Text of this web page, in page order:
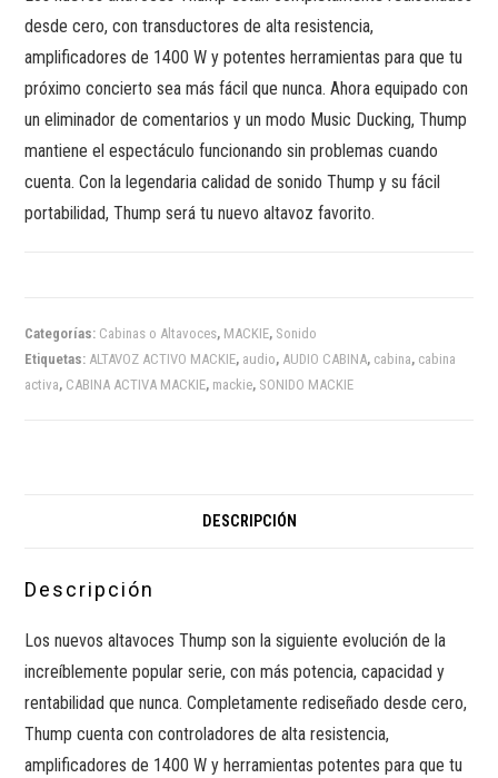
desde cero, con transductores de alta resistencia,
amplificadores de 1400 W y potentes herramientas para que tu
próximo concierto sea más fácil que nunca. Ahora equipado con
un eliminador de comentarios y un modo Music Ducking, Thump
mantiene el espectáculo funcionando sin problemas cuando
cuenta. Con la legendaria calidad de sonido Thump y su fácil
portabilidad, Thump será tu nuevo altavoz favorito.
Categorías: Cabinas o Altavoces, MACKIE, Sonido
Etiquetas: ALTAVOZ ACTIVO MACKIE, audio, AUDIO CABINA, cabina, cabina
activa, CABINA ACTIVA MACKIE, mackie, SONIDO MACKIE
DESCRIPCIÓN
Descripción
Los nuevos altavoces Thump son la siguiente evolución de la
increíblemente popular serie, con más potencia, capacidad y
rentabilidad que nunca. Completamente rediseñado desde cero,
Thump cuenta con controladores de alta resistencia,
amplificadores de 1400 W y herramientas potentes para que tu